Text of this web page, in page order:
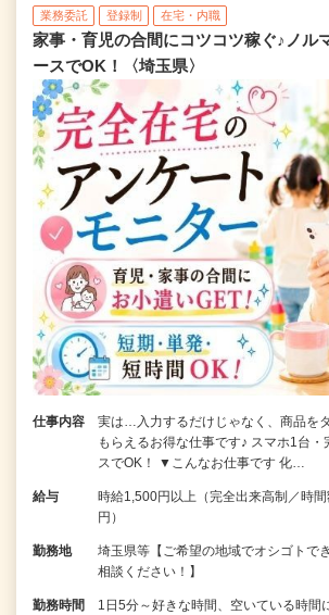
業務委託 登録制 在宅・内職
家事・育児の合間にコツコツ稼ぐ♪ノル
ースでOK！〈埼玉県〉
仕事内容
実は…入力するだけじゃなく、商品を
もらえるお得な仕事です♪ スマホ1台
スでOK！ ▼こんなお仕事です 化…
給与
時給1,500円以上（完全出来高制／時
円）
勤務地
埼玉県等【ご希望の地域でオシゴト
相談ください！】
勤務時間
1日5分～好きな時間、空いている時